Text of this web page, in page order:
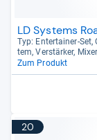
LD Systems
Typ: Enter­tai­ner-​Set,
tem, Ver­stär­ker,
Zum Produkt
20